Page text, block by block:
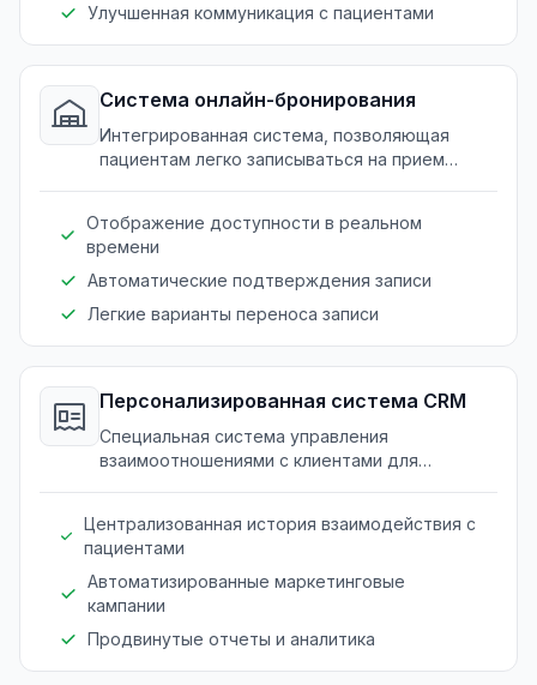
Улучшенная коммуникация с пациентами
Система онлайн-бронирования
Интегрированная система, позволяющая
пациентам легко записываться на прием
Отображение доступности в реальном
времени
Автоматические подтверждения записи
Легкие варианты переноса записи
Персонализированная система CRM
Специальная система управления
взаимоотношениями с клиентами для
Централизованная история взаимодействия с
пациентами
Автоматизированные маркетинговые
кампании
Продвинутые отчеты и аналитика